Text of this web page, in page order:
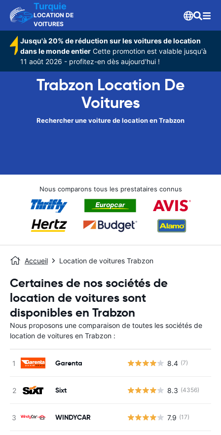
Turquie
LOCATION DE
VOITURES
Jusqu'à 20% de réduction sur les voitures de location
dans le monde entier Cette promotion est valable jusqu'à
11 août 2026 - profitez-en dès aujourd'hui !
Trabzon Location De
Voitures
Rechercher une voiture de location en Trabzon
Nous comparons tous les prestataires connus
Accueil Location de voitures Trabzon
Certaines de nos sociétés de
location de voitures sont
disponibles en Trabzon
Nous proposons une comparaison de toutes les sociétés de
location de voitures en Trabzon :
Garenta 8.4 (7)
Sixt 8.3 (4356)
WINDYCAR 7.9 (17)